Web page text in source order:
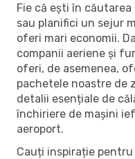
Fie că ești în
sau planifici un sejur
oferi mari economii.
companii aeriene și
oferi, de asemenea,
pachetele noastre de
detalii esențiale de
închiriere de mașini
aeroport.
Cauți inspirație